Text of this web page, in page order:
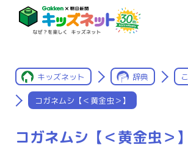
キッズネット 辞典 こ
コガネムシ【＜黄金虫＞】
コガネムシ【＜黄金虫＞】